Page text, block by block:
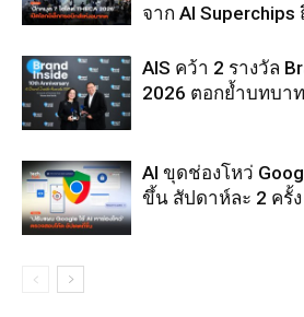
จาก AI
AIS คว้า 2 รางวัล
2026 ตอกย้ำบทบา
AI ขุดช่องโหว่
ขึ้น สัปดาห์ละ 2 ครั้ง